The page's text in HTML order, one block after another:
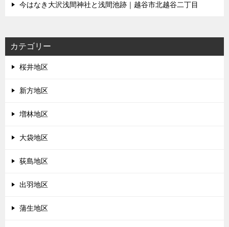
今はなき大沢浅間神社と浅間池跡｜越谷市北越谷二丁目
カテゴリー
桜井地区
新方地区
増林地区
大袋地区
荻島地区
出羽地区
蒲生地区